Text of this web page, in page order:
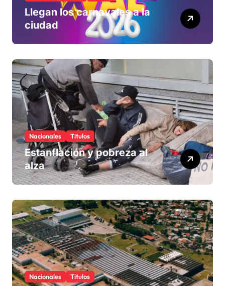
Llegan los carnavales a la
ciudad
Nacionales Titulos
Estanflación y pobreza al
alza
Nacionales Titulos